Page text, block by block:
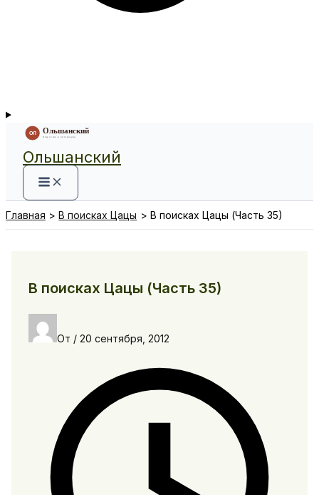
Ольшанский
Главная В поисках Цацы В поисках Цацы (Часть 35)
В поисках Цацы (Часть 35)
От / 20 сентября, 2012